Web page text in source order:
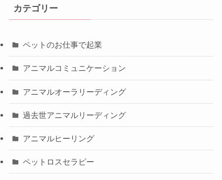
カテゴリー
ペットのお仕事で起業
アニマルコミュニケーション
アニマルオーラリーディング
過去世アニマルリーディング
アニマルヒーリング
ペットロスセラピー